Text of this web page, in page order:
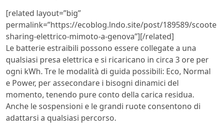
[related layout=”big”
permalink=”https://ecoblog.lndo.site/post/189589/
sharing-elettrico-mimoto-a-genova”][/related]
Le batterie estraibili possono essere collegate a una
qualsiasi presa elettrica e si ricaricano in circa 3 ore per
ogni kWh. Tre le modalità di guida possibili: Eco, Normal
e Power, per assecondare i bisogni dinamici del
momento, tenendo pure conto della carica residua.
Anche le sospensioni e le grandi ruote consentono di
adattarsi a qualsiasi percorso.